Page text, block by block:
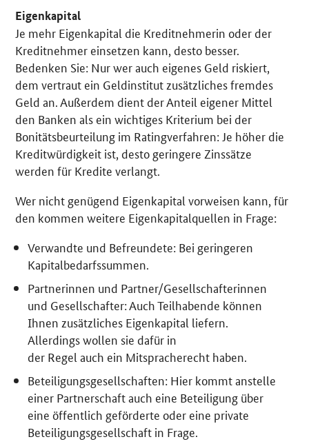
Eigenkapital
Je mehr Eigenkapital die Kreditnehmerin oder der
Kreditnehmer einsetzen kann, desto besser.
Bedenken Sie: Nur wer auch eigenes Geld riskiert,
dem vertraut ein Geldinstitut zusätzliches fremdes
Geld an. Außerdem dient der Anteil eigener Mittel
den Banken als ein wichtiges Kriterium bei der
Bonitätsbeurteilung im Ratingverfahren: Je höher die
Kreditwürdigkeit ist, desto geringere Zinssätze
werden für Kredite verlangt.
Wer nicht genügend Eigenkapital vorweisen kann, für
den kommen weitere Eigenkapitalquellen in Frage:
Verwandte und Befreundete: Bei geringeren
Kapitalbedarfssummen.
Partnerinnen und Partner/Gesellschafterinnen
und Gesellschafter: Auch Teilhabende können
Ihnen zusätzliches Eigenkapital liefern.
Allerdings wollen sie dafür in
der Regel auch ein Mitspracherecht haben.
Beteiligungsgesellschaften: Hier kommt anstelle
einer Partnerschaft auch eine Beteiligung über
eine öffentlich geförderte oder eine private
Beteiligungsgesellschaft in Frage.